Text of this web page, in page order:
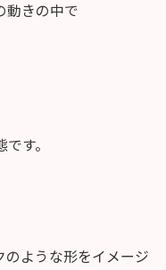
動きの中で
す。
のような形をイメージ